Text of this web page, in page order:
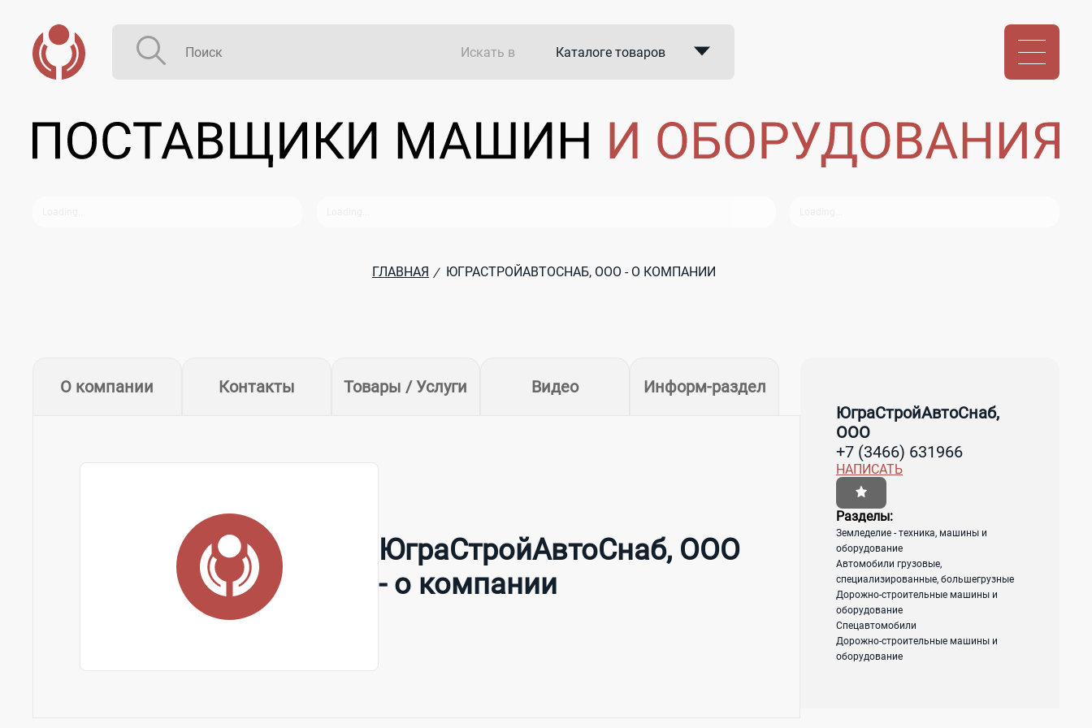
Искать в Каталоге товаров
В закупках
ГЛАВНАЯ / ЮГРАСТРОЙАВТОСНАБ, ООО - О КОМПАНИИ
О компании Контакты Товары / Услуги Видео Информ-раздел
ЮграСтройАвтоСнаб, ООО
- о компании
ЮграСтройАвтоСнаб,
ООО
+7 (3466) 631966
НАПИСАТЬ
Разделы:
Земледелие - техника, машины и
оборудование
Автомобили грузовые,
специализированные, большегрузные
Дорожно-строительные машины и
оборудование
Спецавтомобили
Дорожно-строительные машины и
оборудование